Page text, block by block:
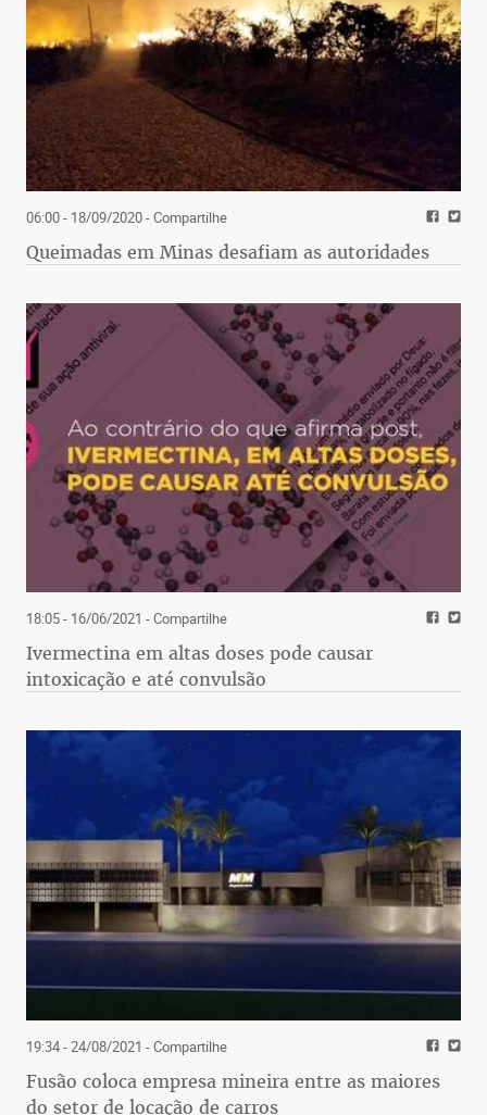
06:00 - 18/09/2020- Compartilhe
Queimadas em Minas desafiam as autoridades
18:05 - 16/06/2021 - Compartilhe
Ivermectina em altas doses pode causar
intoxicação e até convulsão
19:34 - 24/08/2021 - Compartilhe
Fusão coloca empresa mineira entre as maiores
do setor de locação de carros